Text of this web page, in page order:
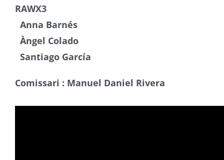
RAWX3
Anna Barnés
Àngel Colado
Santiago García
Comissari : Manuel Daniel Rivera